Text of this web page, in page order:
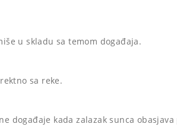
u skladu sa temom događaja.
sa reke.
događaje kada zalazak sunca